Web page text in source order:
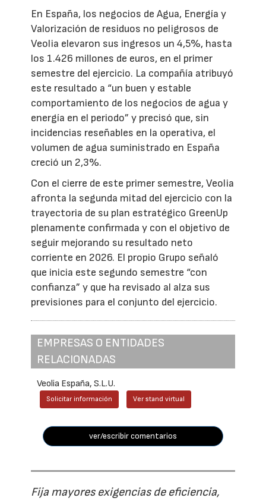
En España, los negocios de Agua, Energía y
Valorización de residuos no peligrosos de
Veolia elevaron sus ingresos un 4,5%, hasta
los 1.426 millones de euros, en el primer
semestre del ejercicio. La compañía atribuyó
este resultado a “un buen y estable
comportamiento de los negocios de agua y
energía en el periodo” y precisó que, sin
incidencias reseñables en la operativa, el
volumen de agua suministrado en España
creció un 2,3%.
Con el cierre de este primer semestre, Veolia
afronta la segunda mitad del ejercicio con la
trayectoria de su plan estratégico GreenUp
plenamente confirmada y con el objetivo de
seguir mejorando su resultado neto
corriente en 2026. El propio Grupo señaló
que inicia este segundo semestre “con
confianza” y que ha revisado al alza sus
previsiones para el conjunto del ejercicio.
EMPRESAS O ENTIDADES
RELACIONADAS
Veolia España, S.L.U.
Solicitar información Ver stand virtual
ver/escribir comentarios
Fija mayores exigencias de eficiencia,